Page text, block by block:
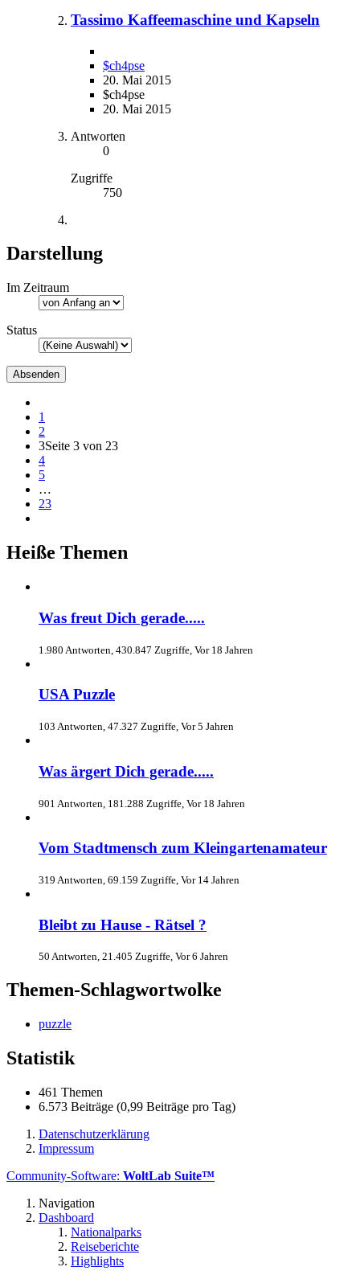
Tassimo Kaffeemaschine und Kapseln
$ch4pse
20. Mai 2015
$ch4pse
20. Mai 2015
Antworten
0
Zugriffe
750
Darstellung
Im Zeitraum
Status
1
2
3Seite 3 von 23
4
5
…
23
Heiße Themen
Was freut Dich gerade.....
1.980 Antworten, 430.847 Zugriffe, Vor 18 Jahren
USA Puzzle
103 Antworten, 47.327 Zugriffe, Vor 5 Jahren
Was ärgert Dich gerade.....
901 Antworten, 181.288 Zugriffe, Vor 18 Jahren
Vom Stadtmensch zum Kleingartenamateur
319 Antworten, 69.159 Zugriffe, Vor 14 Jahren
Bleibt zu Hause - Rätsel ?
50 Antworten, 21.405 Zugriffe, Vor 6 Jahren
Themen-Schlagwortwolke
puzzle
Statistik
461 Themen
6.573 Beiträge (0,99 Beiträge pro Tag)
Datenschutzerklärung
Impressum
Community-Software: WoltLab Suite™
Navigation
Dashboard
Nationalparks
Reiseberichte
Highlights